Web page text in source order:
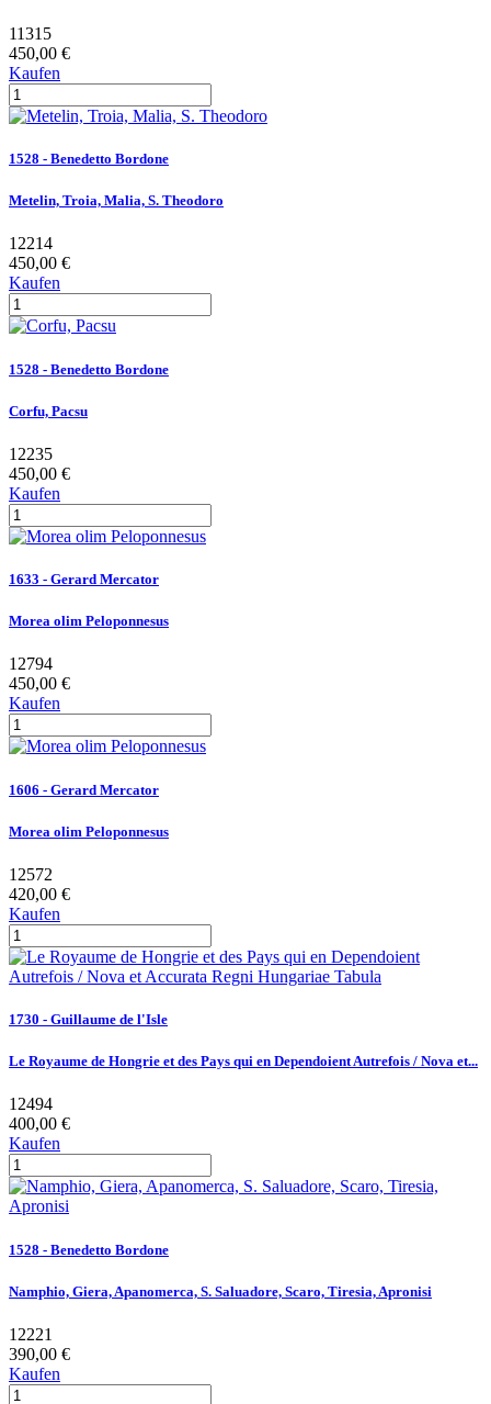
11315
450,00 €
Kaufen
1528 - Benedetto Bordone
Metelin, Troia, Malia, S. Theodoro
12214
450,00 €
Kaufen
1528 - Benedetto Bordone
Corfu, Pacsu
12235
450,00 €
Kaufen
1633 - Gerard Mercator
Morea olim Peloponnesus
12794
450,00 €
Kaufen
1606 - Gerard Mercator
Morea olim Peloponnesus
12572
420,00 €
Kaufen
1730 - Guillaume de l'Isle
Le Royaume de Hongrie et des Pays qui en Dependoient Autrefois / Nova et...
12494
400,00 €
Kaufen
1528 - Benedetto Bordone
Namphio, Giera, Apanomerca, S. Saluadore, Scaro, Tiresia, Apronisi
12221
390,00 €
Kaufen